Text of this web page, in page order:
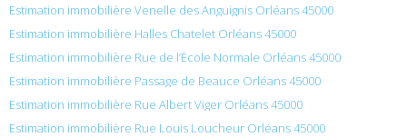
Estimation immobilière Venelle des Anguignis Orléans 45000
Estimation immobilière Halles Chatelet Orléans 45000
Estimation immobilière Rue de l’École Normale Orléans 45000
Estimation immobilière Passage de Beauce Orléans 45000
Estimation immobilière Rue Albert Viger Orléans 45000
Estimation immobilière Rue Louis Loucheur Orléans 45000